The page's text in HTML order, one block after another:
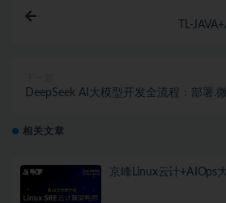
TL-
DeepSeek AI大模型开发全流程：部署.
相关文章
京峰Linux云计+AIOps